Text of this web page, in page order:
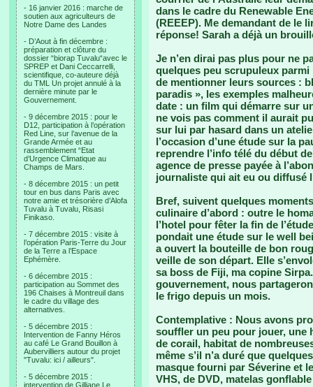
- 16 janvier 2016 : marche de
soutien aux agriculteurs de
Notre Dame des Landes
- D’Aout à fin décembre :
préparation et clôture du
dossier “biorap Tuvalu“avec le
SPREP et Dani Ceccarrelli,
scientifique, co-auteure déjà
du TML Un projet annulé à la
dernière minute par le
Gouvernement.
- 9 décembre 2015 : pour le
D12, participation à l’opération
Red Line, sur l’avenue de la
Grande Armée et au
rassemblement “Etat
d’Urgence Climatique au
Champs de Mars.
- 8 décembre 2015 : un petit
tour en bus dans Paris avec
notre amie et trésorière d’Alofa
Tuvalu à Tuvalu, Risasi
Finikaso.
- 7 décembre 2015 : visite à
l’opération Paris-Terre du Jour
de la Terre a l’Espace
Ephémère.
- 6 décembre 2015 :
participation au Sommet des
196 Chaises à Montreuil dans
le cadre du village des
alternatives.
- 5 décembre 2015 :
Intervention de Fanny Héros
au café Le Grand Bouillon à
Aubervilliers autour du projet
"Tuvalu: ici / ailleurs".
- 5 décembre 2015 :
intervention de Gilliane Le
dans le cadre du Renewable
(REEEP). Me demandant de le
réponse! Sarah a déjà un
Je n’en dirai pas plus pour ne
quelques peu scrupuleux
de mentionner leurs sources :
paradis », les exemples
date : un film qui démarre sur
ne vois pas comment il aurait
sur lui par hasard dans un
l’occasion d’une étude sur la
reprendre l’info télé du début
agence de presse payée à
journaliste qui ait eu ou diffusé
Bref, suivent quelques
culinaire d’abord : outre le
l’hotel pour fêter la fin de
pondait une étude sur le well
a ouvert la bouteille de bon
veille de son départ. Elle
sa boss de Fiji, ma copine
gouvernement, nous
le frigo depuis un mois.
Contemplative : Nous avons
souffler un peu pour jouer, une
de corail, habitat de
même s’il n’a duré que
masque fourni par Séverine et
VHS, de DVD, matelas